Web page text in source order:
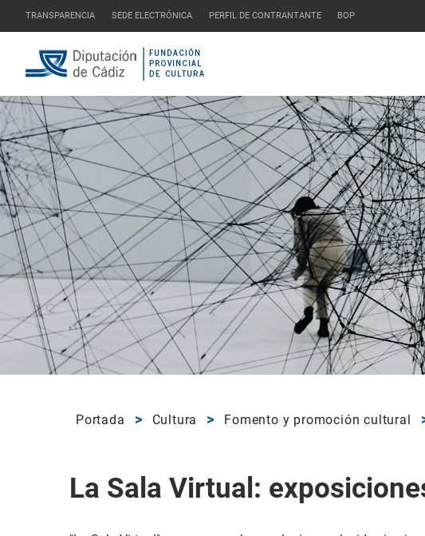
TRANSPARENCIA SEDE ELECTRÓNICA PERFIL DE CONTRANTANTE BOP
Portada Cultura Fomento y promoción cultural
La Sala Virtual: